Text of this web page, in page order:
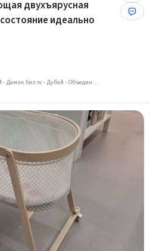
двухъярусная
идеально
Тарияк Бедон Эсм - Мадинат Хинд 4 - Дамак Хиллс - Дубай - Объединённые Арабские Эмираты